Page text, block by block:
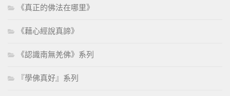
《真正的佛法在哪里》
《藉心經說真諦》
《認識南無羌佛》系列
『學佛真好』系列